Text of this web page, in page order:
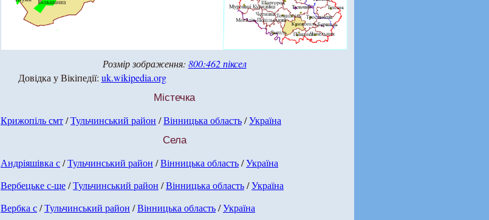
Розмір зображення: 800:462 піксел
Довідка у Вікіпедії: uk.wikipedia.org
Містечка
Крижопіль смт/Тульчинський район /Вінницька область/Україна
Села
Андріяшівка с/Тульчинський район /Вінницька область/Україна
Вербецьке с-ще/Тульчинський район /Вінницька область/Україна
Вербка с/Тульчинський район /Вінницька область/Україна